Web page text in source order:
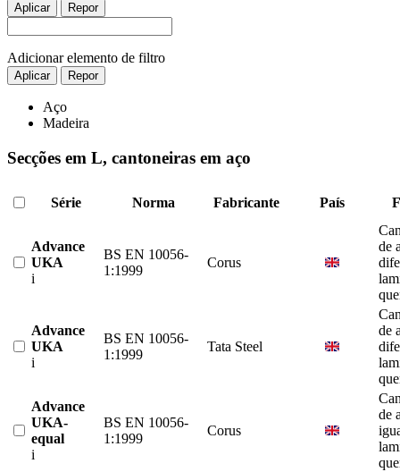
Aplicar Repor
Adicionar elemento de filtro
Aplicar Repor
Aço
Madeira
Secções em L, cantoneiras em aço
Série Norma Fabricante País
Advance
UKA
i
BS EN 10056-
1:1999
Corus
de
Advance
UKA
i
BS EN 10056-
1:1999
Tata Steel
de
Advance
UKA-
equal
i
BS EN 10056-
1:1999
Corus
de